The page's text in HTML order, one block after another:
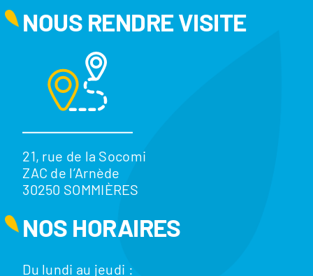
NOUS RENDRE VISITE
21, rue de la Socomi
ZAC de l’Arnède
30250 SOMMIÈRES
NOS HORAIRES
Du lundi au jeudi :